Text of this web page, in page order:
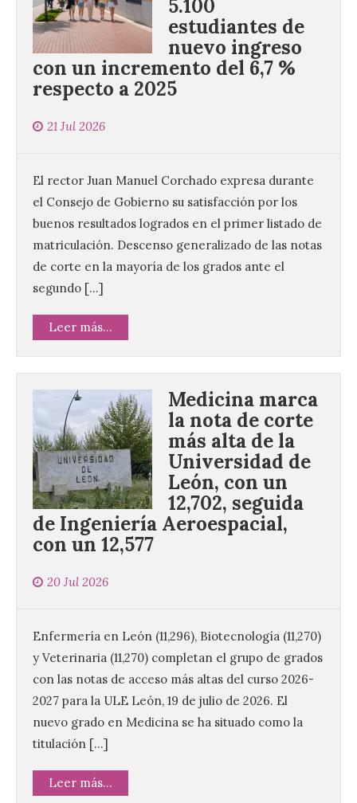
5.100
estudiantes de
nuevo ingreso
con un incremento del 6,7 %
respecto a 2025
21 Jul 2026
El rector Juan Manuel Corchado expresa durante
el Consejo de Gobierno su satisfacción por los
buenos resultados logrados en el primer listado de
matriculación. Descenso generalizado de las notas
de corte en la mayoría de los grados ante el
segundo […]
Leer más...
Medicina marca
la nota de corte
más alta de la
Universidad de
León, con un
12,702, seguida
de Ingeniería Aeroespacial,
con un 12,577
20 Jul 2026
Enfermería en León (11,296), Biotecnología (11,270)
y Veterinaria (11,270) completan el grupo de grados
con las notas de acceso más altas del curso 2026-
2027 para la ULE León, 19 de julio de 2026. El
nuevo grado en Medicina se ha situado como la
titulación […]
Leer más...